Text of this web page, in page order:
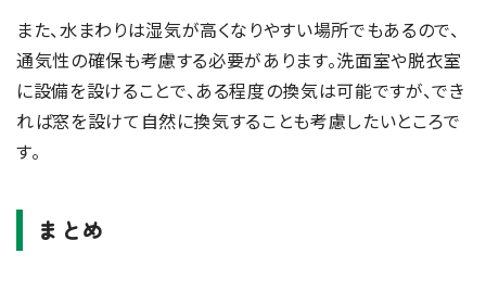
また、水まわりは湿気が高くなりやすい場所でもあるので、
通気性の確保も考慮する必要があります。洗面室や脱衣室
に設備を設けることで、ある程度の換気は可能ですが、でき
れば窓を設けて自然に換気することも考慮したいところで
す。
まとめ